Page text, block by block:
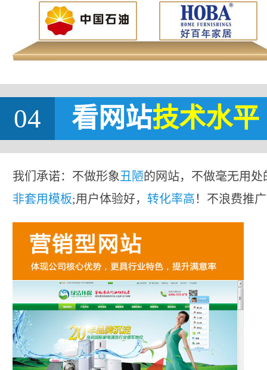
04 看网站技术水平
我们承诺：不做形象丑陋的网站，不做毫无用处
非套用模板;用户体验好， 转化率高！不浪费推